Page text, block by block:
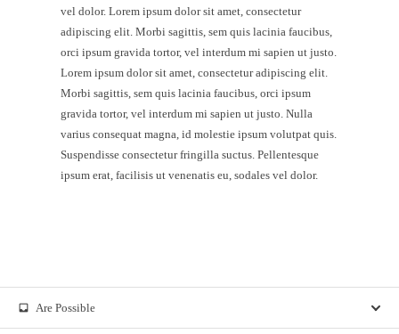
vel dolor. Lorem ipsum dolor sit amet, consectetur
adipiscing elit. Morbi sagittis, sem quis lacinia faucibus,
orci ipsum gravida tortor, vel interdum mi sapien ut justo.
Lorem ipsum dolor sit amet, consectetur adipiscing elit.
Morbi sagittis, sem quis lacinia faucibus, orci ipsum
gravida tortor, vel interdum mi sapien ut justo. Nulla
varius consequat magna, id molestie ipsum volutpat quis.
Suspendisse consectetur fringilla suctus. Pellentesque
ipsum erat, facilisis ut venenatis eu, sodales vel dolor.
inbox Are Possible